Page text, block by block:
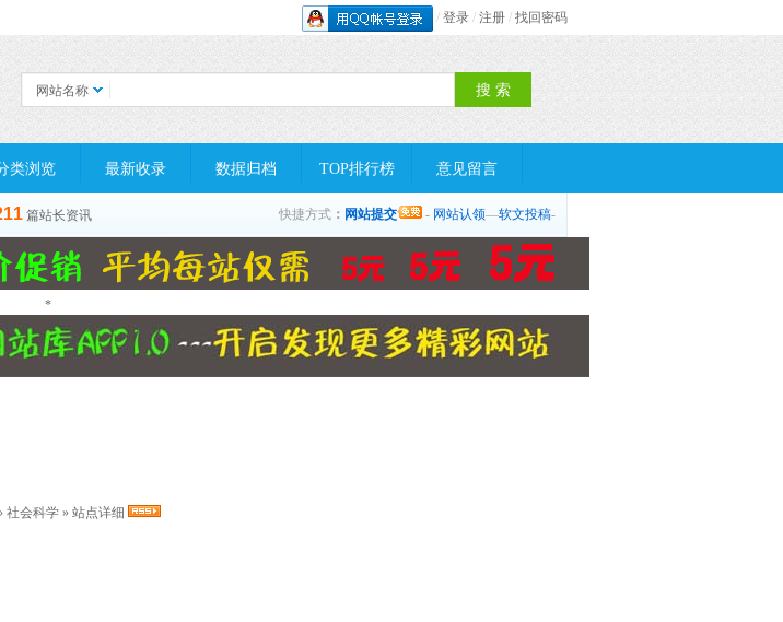
/ 登录 / 注册 / 找回密码
网站名称
类浏览 最新收录 数据归档 TOP排行榜 意见留言
篇站长资讯 快捷方式 ： 网站提交 - 网站认领—软文投稿-
*
社会科学 » 站点详细